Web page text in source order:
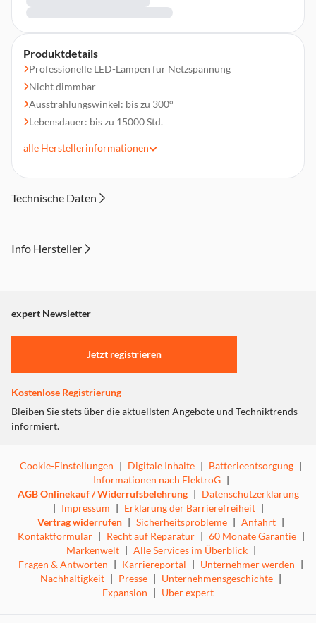
Produktdetails
Professionelle LED-Lampen für Netzspannung
Nicht dimmbar
Ausstrahlungswinkel: bis zu 300°
Lebensdauer: bis zu 15000 Std.
alle Herstellerinformationen
Technische Daten
Info Hersteller
"Marketing".
Einstellungen anpassen
expert Newsletter
Jetzt registrieren
Kostenlose Registrierung
Bleiben Sie stets über die aktuellsten Angebote und Techniktrends
informiert.
Cookie-Einstellungen | Digitale Inhalte | Batterieentsorgung |
Informationen nach ElektroG |
AGB Onlinekauf / Widerrufsbelehrung | Datenschutzerklärung
| Impressum | Erklärung der Barrierefreiheit |
Vertrag widerrufen | Sicherheitsprobleme | Anfahrt |
Kontaktformular | Recht auf Reparatur | 60 Monate Garantie |
Markenwelt | Alle Services im Überblick |
Fragen & Antworten | Karriereportal | Unternehmer werden |
Nachhaltigkeit | Presse | Unternehmensgeschichte |
Expansion | Über expert